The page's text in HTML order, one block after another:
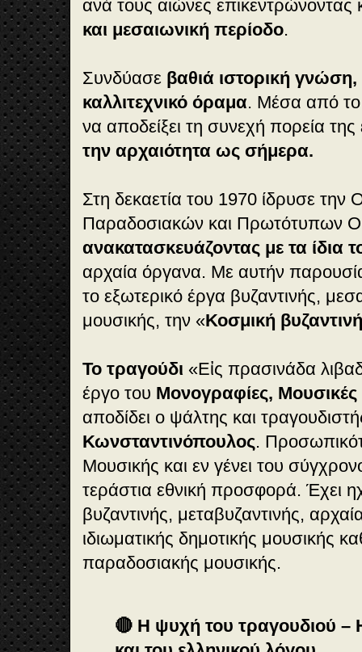
ανά τους αιώνες
και μεσαιωνική περίοδο.
Συνδύασε βαθιά ιστορική
καλλιτεχνικό όραμα. Μέσα από
να αποδείξει τη συνεχή πορεία
την αρχαιότητα ως σήμερα.
Στη δεκαετία του 1970 ίδρυσε
Παραδοσιακών και Πρωτότυπων
ανακατασκευάζοντας με τα ίδια
αρχαία όργανα. Με αυτήν
το εξωτερικό έργα βυζαντινής,
μουσικής, την «Κοσμική
Το τραγούδι «Εἰς πρασινάδα
έργο του Μονογραφίες,
αποδίδει ο ψάλτης και
Κωνσταντινόπουλος.
Μουσικής και εν γένει του
τεράστια εθνική προσφορά. Έχει
βυζαντινής, μεταβυζαντινής,
ιδιωματικής δημοτικής μουσικής
παραδοσιακής μουσικής.
🔴 Η ψυχή του τραγουδιού